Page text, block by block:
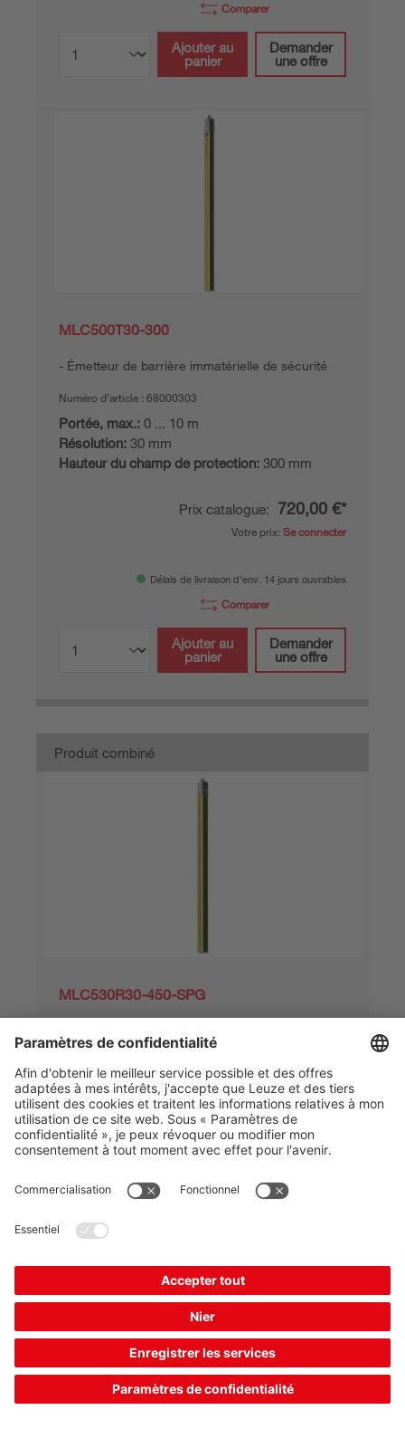
Comparer
Ajouter au
panier
Demander
une offre
MLC500T30-300
Émetteur de barrière immatérielle de sécurité
Numéro d’article : 68000303
Portée, max.: 0 ... 10 m
Résolution: 30 mm
Hauteur du champ de protection: 300 mm
Prix catalogue: 720,00 €*
Votre prix: Se connecter
Délais de livraison d'env. 14 jours ouvrables
Comparer
Ajouter au
panier
Demander
une offre
Produit combiné
MLC530R30-450-SPG
Résolution:30 mm
Hauteur du champ de protection:450 mm
Modèle: Smart Process Gating
Votre prix:Se connecter
Comparer
Ajouter au
panier
Demander